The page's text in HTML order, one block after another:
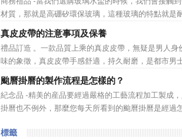
材質，那就是高硼矽環保玻璃，這種玻璃的特點就是
溫，那麼這個耐高溫的溫度限製和準確的含義是什麼呢
紅的小編給大家總結如下。 耐熱玻璃【Heat-
glass】是指含有耐熱性強的硼酸﹑矽酸成分,能夠...
真皮皮帶的注意事項及保養
禮品訂造 。一款品質上乘的真皮皮帶，無疑是男人身
味的象徵，真皮皮帶手感舒適，持久耐磨，是都市男
選。當你還在髮愁老爸生日禮物送什麼的時候，一款
帶就是非常不錯的選擇。但是真皮皮帶如果疏於保養
黯然失色，出現裂痕和破損的痕跡，今天小編就爲大
真皮皮帶的注意事項...
颱曆掛曆的製作流程是怎樣的？
紀念品 -精美的産品要經過嚴格的工藝流程加工製成
掛曆也不例外，那麼您每天所看到的颱曆掛曆是經過
颱曆掛曆製作流程 1、專版颱曆掛曆是相對於通
標籤